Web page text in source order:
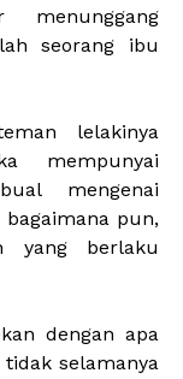
menunggang
seorang ibu
lelakinya
mempunyai
mengenai
pun,
yang berlaku
dengan apa
selamanya